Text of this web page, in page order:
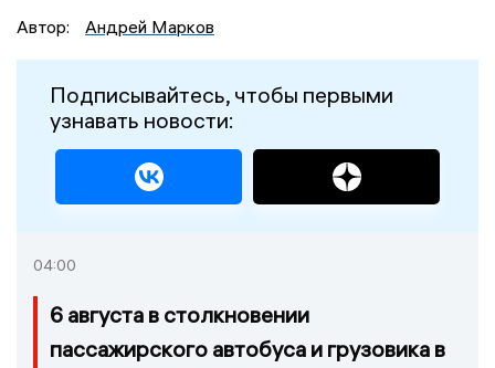
Автор:
Андрей Марков
Подписывайтесь, чтобы первыми
узнавать новости:
04:00
6 августа в столкновении
пассажирского автобуса и грузовика в